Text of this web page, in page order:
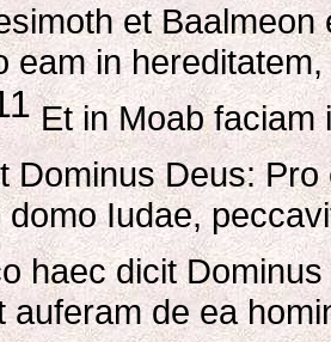
et
eam in
Et in Moab faciam
Deus: Pro
Iudae,
haec dicit
auferam de ea